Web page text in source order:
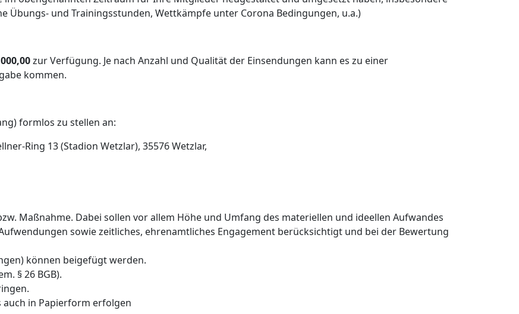
Übungs- und Trainingsstunden, Wettkämpfe unter Corona Bedingungen, u.a.)
zur Verfügung. Je nach Anzahl und Qualität der Einsendungen kann es zu einer
kommen.
formlos zu stellen an:
Ring 13 (Stadion Wetzlar), 35576 Wetzlar,
Maßnahme. Dabei sollen vor allem Höhe und Umfang des materiellen und ideellen Aufwandes
sowie zeitliches, ehrenamtliches Engagement berücksichtigt und bei der Bewertung
können beigefügt werden.
§ 26 BGB).
in Papierform erfolgen